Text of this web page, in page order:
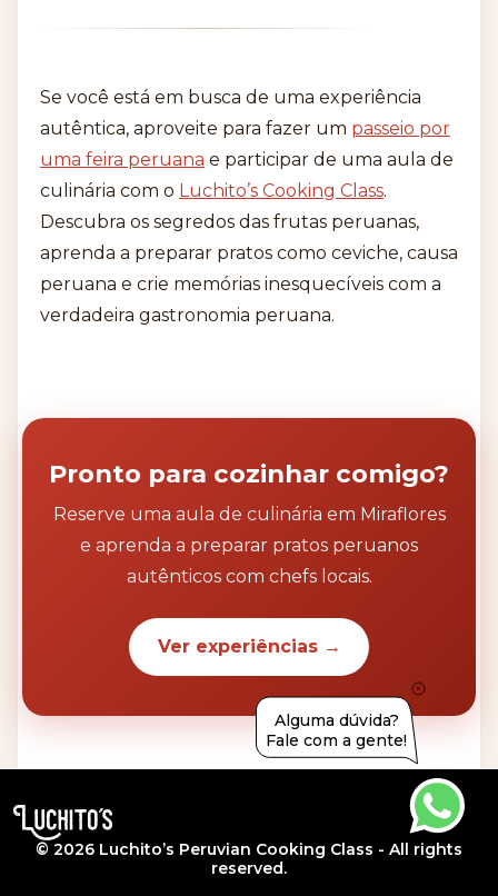
Se você está em busca de uma experiência
autêntica, aproveite para fazer um passeio por
uma feira peruana e participar de uma aula de
culinária com o Luchito’s Cooking Class.
Descubra os segredos das frutas peruanas,
aprenda a preparar pratos como ceviche, causa
peruana e crie memórias inesquecíveis com a
verdadeira gastronomia peruana.
Pronto para cozinhar comigo?
Reserve uma aula de culinária em Miraflores
e aprenda a preparar pratos peruanos
autênticos com chefs locais.
Ver experiências →
© 2026 Luchito’s Peruvian Cooking Class - All rights
reserved.
Alguma dúvida?
Fale com a gente!